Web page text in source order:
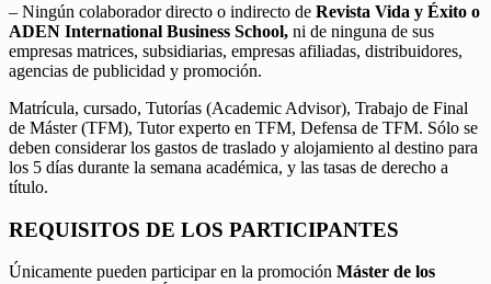
– Ningún colaborador directo o indirecto de Revista Vida y Éxito o
ADEN International Business School, ni de ninguna de sus
empresas matrices, subsidiarias, empresas afiliadas, distribuidores,
agencias de publicidad y promoción.
Matrícula, cursado, Tutorías (Academic Advisor), Trabajo de Final
de Máster (TFM), Tutor experto en TFM, Defensa de TFM. Sólo se
deben considerar los gastos de traslado y alojamiento al destino para
los 5 días durante la semana académica, y las tasas de derecho a
título.
REQUISITOS DE LOS PARTICIPANTES
Únicamente pueden participar en la promoción Máster de los